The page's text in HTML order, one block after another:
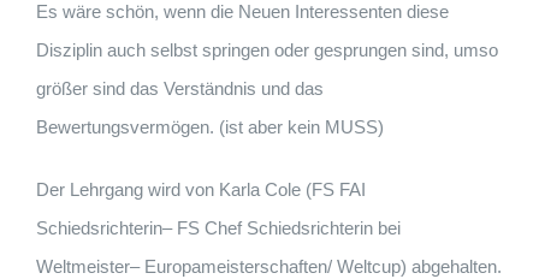
Es wäre schön, wenn die Neuen Interessenten diese
Disziplin auch selbst springen oder gesprungen sind, umso
größer sind das Verständnis und das
Bewertungsvermögen. (ist aber kein MUSS)
Der Lehrgang wird von Karla Cole (FS FAI
Schiedsrichterin– FS Chef Schiedsrichterin bei
Weltmeister– Europameisterschaften/ Weltcup) abgehalten.